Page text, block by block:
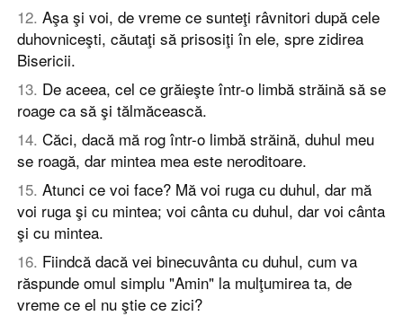
12. Aşa şi voi, de vreme ce sunteţi râvnitori după cele
duhovniceşti, căutaţi să prisosiţi în ele, spre zidirea
Bisericii.
13. De aceea, cel ce grăieşte într-o limbă străină să se
roage ca să şi tălmăcească.
14. Căci, dacă mă rog într-o limbă străină, duhul meu
se roagă, dar mintea mea este neroditoare.
15. Atunci ce voi face? Mă voi ruga cu duhul, dar mă
voi ruga şi cu mintea; voi cânta cu duhul, dar voi cânta
şi cu mintea.
16. Fiindcă dacă vei binecuvânta cu duhul, cum va
răspunde omul simplu "Amin" la mulţumirea ta, de
vreme ce el nu ştie ce zici?